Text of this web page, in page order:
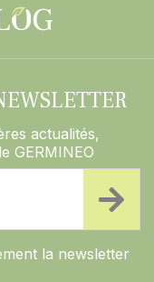
actualités,
GERMINEO
la newsletter